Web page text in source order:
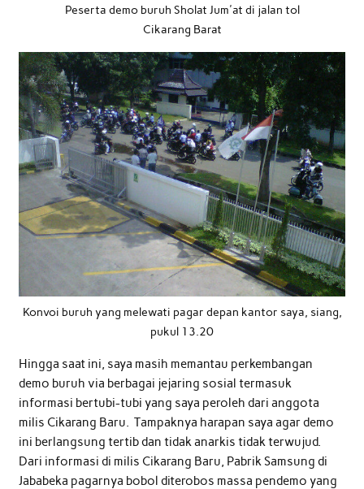
Peserta demo buruh Sholat Jum'at di jalan tol
Cikarang Barat
Konvoi buruh yang melewati pagar depan kantor saya, siang,
pukul 13.20
Hingga saat ini, saya masih memantau perkembangan
demo buruh via berbagai jejaring sosial termasuk
informasi bertubi-tubi yang saya peroleh dari anggota
milis Cikarang Baru. Tampaknya harapan saya agar demo
ini berlangsung tertib dan tidak anarkis tidak terwujud.
Dari informasi di milis Cikarang Baru, Pabrik Samsung di
Jababeka pagarnya bobol diterobos massa pendemo yang